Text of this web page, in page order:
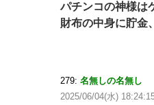
パチンコの神様は
財布の中身に貯金
279: 名無しの名無し
2025/06/04(水)